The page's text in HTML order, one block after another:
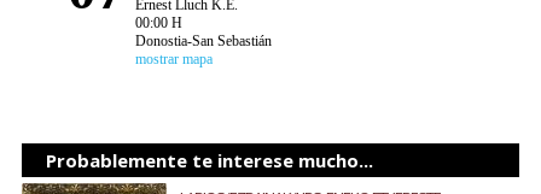
Ernest Lluch K.E.
00:00 H
Donostia-San Sebastián
mostrar mapa
Probablemente te interese mucho...